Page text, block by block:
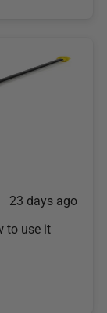
23 days ago
to use it